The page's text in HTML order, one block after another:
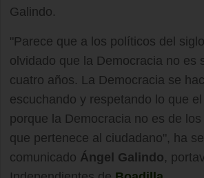
Galindo.
"Parece que a los políticos del
olvidado que la Democracia no es
cuatro años. La Democracia se
escuchando y respetando lo que
porque la Democracia no es de
que pertenece al ciudadano", ha
comunicado Ángel Galindo,